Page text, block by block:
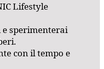
Lifestyle
e sperimenterai
con il tempo e